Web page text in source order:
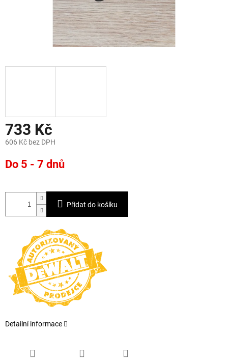
733 Kč
606 Kč bez DPH
cena:
Do 5 - 7 dnů
Přidat do košíku
Detailní informace